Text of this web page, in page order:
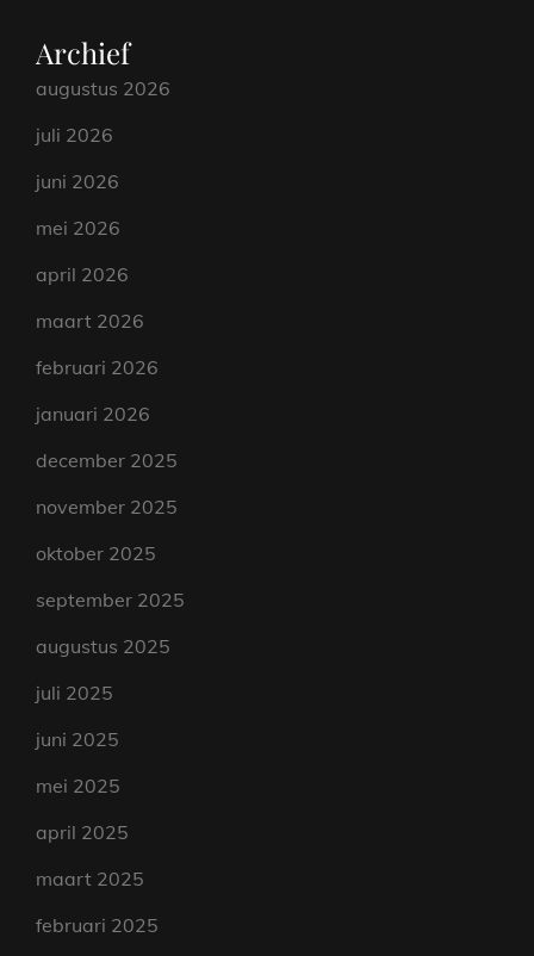
Archief
augustus 2026
juli 2026
juni 2026
mei 2026
april 2026
maart 2026
februari 2026
januari 2026
december 2025
november 2025
oktober 2025
september 2025
augustus 2025
juli 2025
juni 2025
mei 2025
april 2025
maart 2025
februari 2025